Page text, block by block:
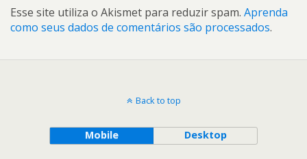
Esse site utiliza o Akismet para reduzir spam. Aprenda
como seus dados de comentários são processados.
Back to top
Mobile Desktop